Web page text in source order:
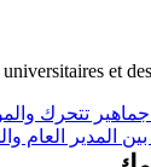
et
جماهير تتحرك
المدير العام